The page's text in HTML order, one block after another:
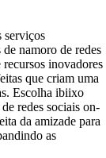
serviços
namoro de redes
inovadores
que criam uma
Escolha ibiixo
redes sociais on-
da amizade para
as